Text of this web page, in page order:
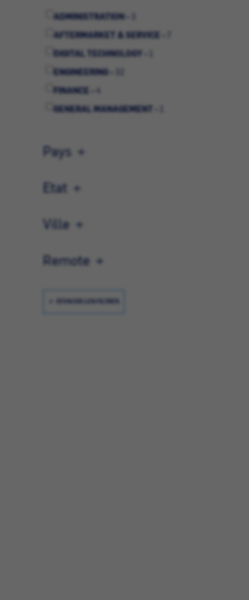
ADMINISTRATION -
AFTERMARKET & SERVICE -
DIGITAL TECHNOLOGY -
ENGINEERING -
FINANCE -
4
GENERAL MANAGEMENT -
SALES -
SUPPLY CHAIN -
Pays
Etat
Ville
Remote
EFFACER LES FILTRES